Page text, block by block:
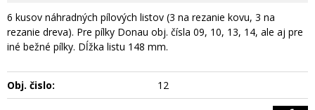
6 kusov náhradných pílových listov (3 na rezanie kovu, 3 na
rezanie dreva). Pre pílky Donau obj. čísla 09, 10, 13, 14, ale aj pre
iné bežné pílky. Dĺžka listu 148 mm.
Obj. čislo: 12